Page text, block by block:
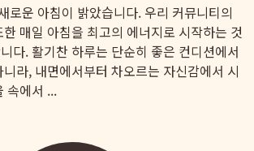
로운 아침이 밝았습니다. 우리 커뮤니티의
매일 아침을 최고의 에너지로 시작하는 것
다. 활기찬 하루는 단순히 좋은 컨디션에서
라, 내면에서부터 차오르는 자신감에서 시
속에서 ...